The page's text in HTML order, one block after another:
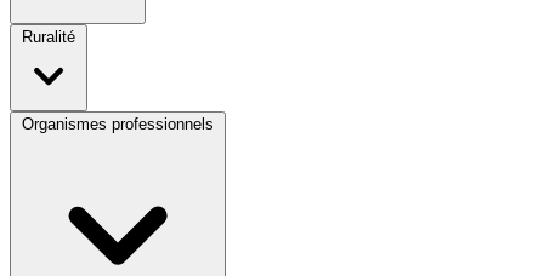
Ruralité
Organismes professionnels